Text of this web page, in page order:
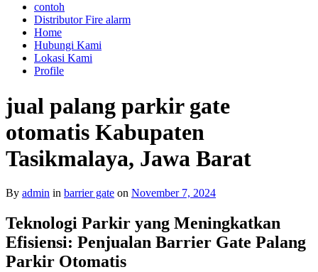
contoh
Distributor Fire alarm
Home
Hubungi Kami
Lokasi Kami
Profile
jual palang parkir gate
otomatis Kabupaten
Tasikmalaya, Jawa Barat
By admin in barrier gate on November 7, 2024
Teknologi Parkir yang Meningkatkan
Efisiensi: Penjualan Barrier Gate Palang
Parkir Otomatis